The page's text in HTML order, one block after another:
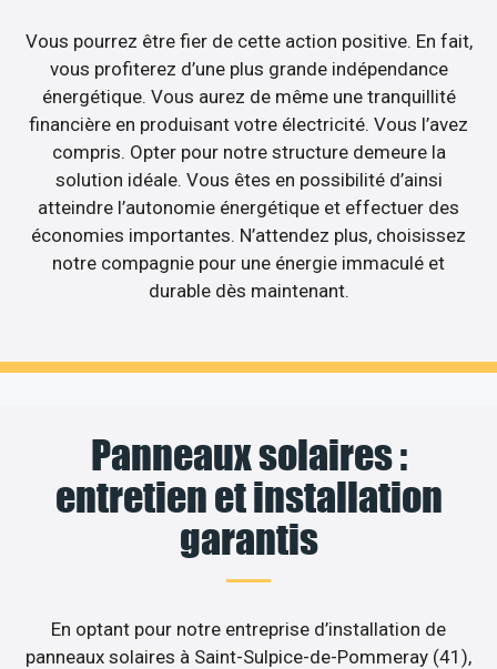
Vous pourrez être fier de cette action positive. En fait,
vous profiterez d’une plus grande indépendance
énergétique. Vous aurez de même une tranquillité
financière en produisant votre électricité. Vous l’avez
compris. Opter pour notre structure demeure la
solution idéale. Vous êtes en possibilité d’ainsi
atteindre l’autonomie énergétique et effectuer des
économies importantes. N’attendez plus, choisissez
notre compagnie pour une énergie immaculé et
durable dès maintenant.
Panneaux solaires :
entretien et installation
garantis
En optant pour notre entreprise d’installation de
panneaux solaires à Saint-Sulpice-de-Pommeray (41),